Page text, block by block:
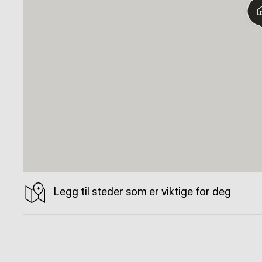
Legg til steder som er viktige for deg